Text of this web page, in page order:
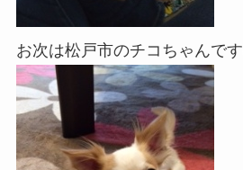
お次は松戸市のチコちゃんで